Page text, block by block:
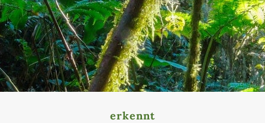
erkennt